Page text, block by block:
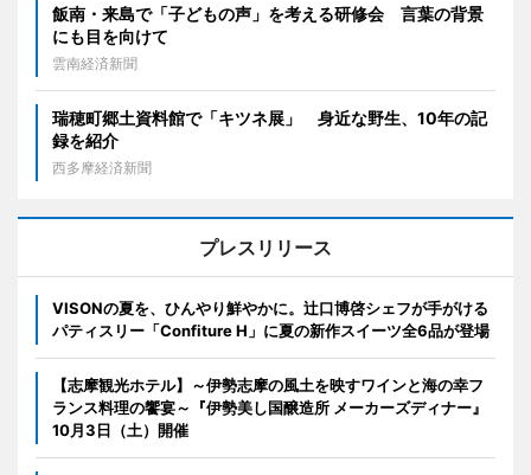
飯南・来島で「子どもの声」を考える研修会 言葉の背景
にも目を向けて
雲南経済新聞
瑞穂町郷土資料館で「キツネ展」 身近な野生、10年の記
録を紹介
西多摩経済新聞
プレスリリース
VISONの夏を、ひんやり鮮やかに。辻口博啓シェフが手がける
パティスリー「Confiture H」に夏の新作スイーツ全6品が登場
【志摩観光ホテル】～伊勢志摩の風土を映すワインと海の幸フ
ランス料理の饗宴～『伊勢美し国醸造所 メーカーズディナー』
10月3日（土）開催